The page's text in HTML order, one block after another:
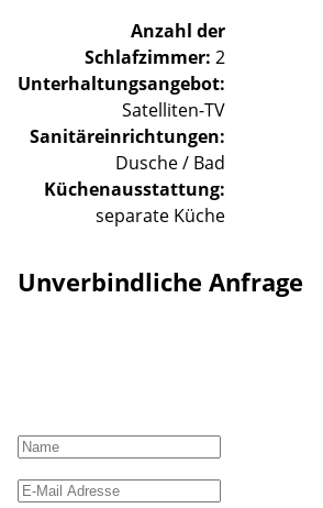
Anzahl der
Schlafzimmer: 2
Unterhaltungsangebot:
Satelliten-TV
Sanitäreinrichtungen:
Dusche / Bad
Küchenausstattung:
separate Küche
Unverbindliche Anfrage